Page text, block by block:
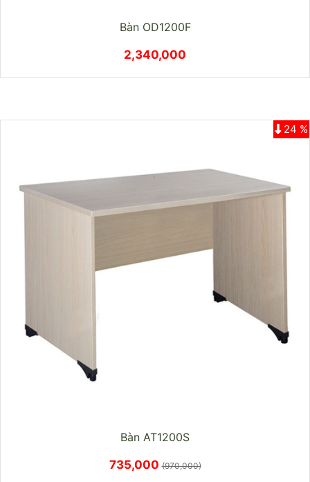
Bàn OD1200F
2,340,000
Bàn AT1200S
24 %
735,000(970,000)